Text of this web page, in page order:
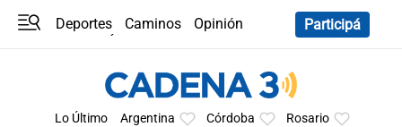
Deportes Caminos
Opinión
Participá
Lo Último Argentina Córdoba Rosario